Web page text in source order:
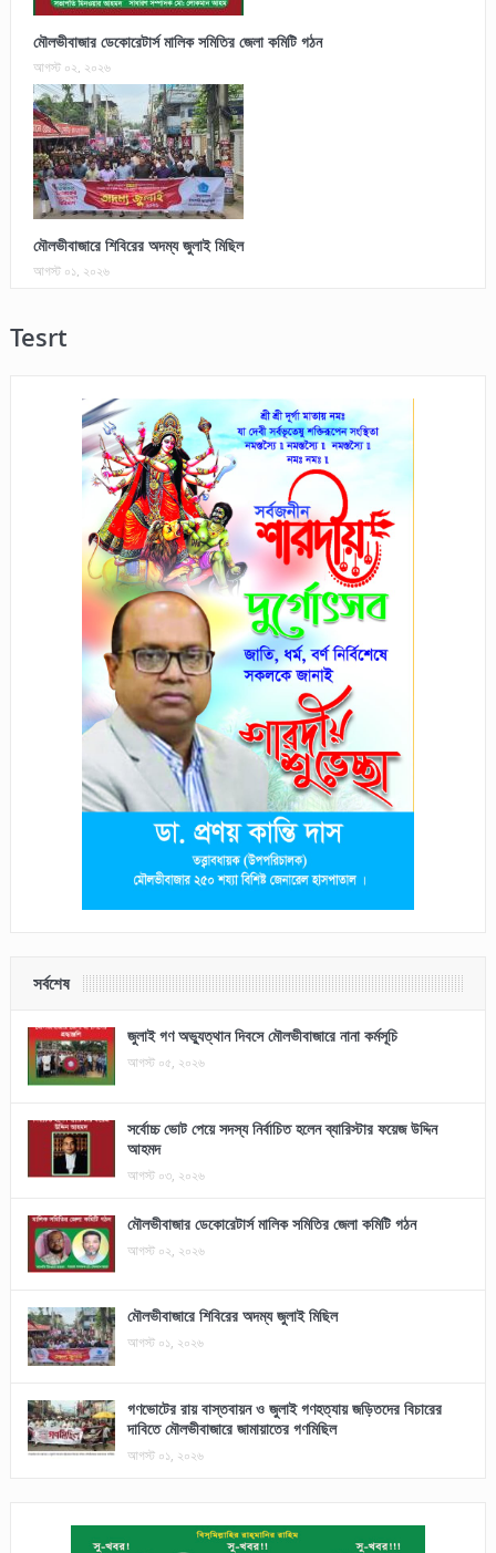
মৌলভীবাজার ডেকোরেটার্স মালিক সমিতির জেলা কমিটি গঠন
আগস্ট ০২, ২০২৬
মৌলভীবাজারে শিবিরের অদম্য জুলাই মিছিল
আগস্ট ০১, ২০২৬
Tesrt
সর্বশেষ
জুলাই গণ অভ্যুত্থান দিবসে মৌলভীবাজারে নানা কর্মসূচি
আগস্ট ০৫, ২০২৬
সর্বোচ্চ ভোট পেয়ে সদস্য নির্বাচিত হলেন ব্যারিস্টার ফয়েজ উদ্দিন
আহমদ
আগস্ট ০৩, ২০২৬
মৌলভীবাজার ডেকোরেটার্স মালিক সমিতির জেলা কমিটি গঠন
আগস্ট ০২, ২০২৬
মৌলভীবাজারে শিবিরের অদম্য জুলাই মিছিল
আগস্ট ০১, ২০২৬
গণভোটের রায় বাস্তবায়ন ও জুলাই গণহত্যায় জড়িতদের বিচারের
দাবিতে মৌলভীবাজারে জামায়াতের গণমিছিল
আগস্ট ০১, ২০২৬